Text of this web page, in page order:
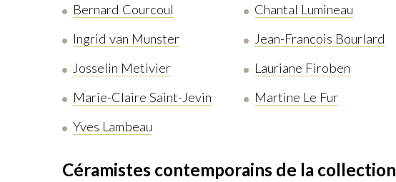
Bernard Courcoul
Chantal Lumineau
Ingrid van Munster
Jean-Francois Bourlard
Josselin Metivier
Lauriane Firoben
Marie-Claire Saint-Jevin
Martine Le Fur
Yves Lambeau
Céramistes contemporains de la collection